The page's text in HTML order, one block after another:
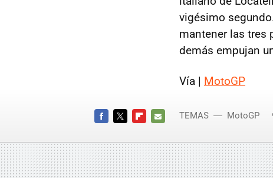
vigésimo
mantener las tres
demás empujan
Vía | MotoGP
MAIL
TEMAS MotoGP